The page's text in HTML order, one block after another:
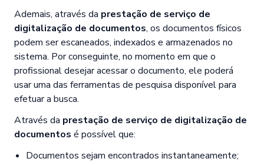
Ademais, através da prestação de serviço de
digitalização de documentos, os documentos físicos
podem ser escaneados, indexados e armazenados no
sistema. Por conseguinte, no momento em que o
profissional desejar acessar o documento, ele poderá
usar uma das ferramentas de pesquisa disponível para
efetuar a busca.
Através da prestação de serviço de digitalização de
documentos é possível que:
Documentos sejam encontrados instantaneamente;